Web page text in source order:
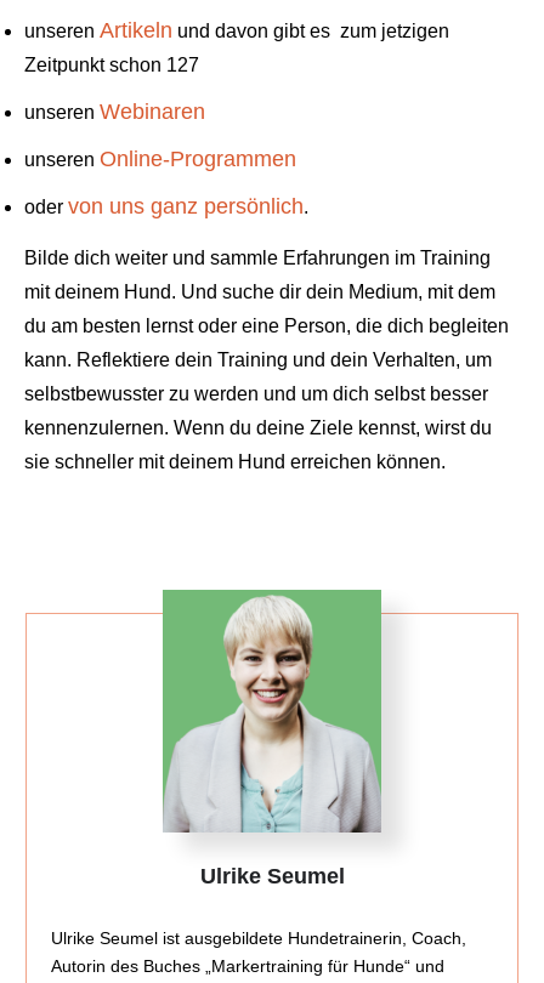
unseren Artikeln und davon gibt es zum jetzigen
Zeitpunkt schon 127
unseren Webinaren
unseren Online-Programmen
oder von uns ganz persönlich.
Bilde dich weiter und sammle Erfahrungen im Training
mit deinem Hund. Und suche dir dein Medium, mit dem
du am besten lernst oder eine Person, die dich begleiten
kann. Reflektiere dein Training und dein Verhalten, um
selbstbewusster zu werden und um dich selbst besser
kennenzulernen. Wenn du deine Ziele kennst, wirst du
sie schneller mit deinem Hund erreichen können.
Ulrike Seumel
Ulrike Seumel ist ausgebildete Hundetrainerin, Coach,
Autorin des Buches „Markertraining für Hunde“ und